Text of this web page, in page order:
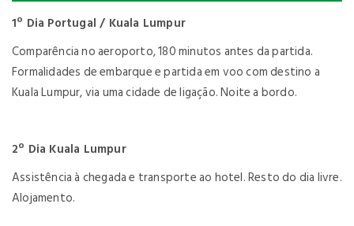
1º Dia Portugal / Kuala Lumpur
Comparência no aeroporto, 180 minutos antes da partida.
Formalidades de embarque e partida em voo com destino a
Kuala Lumpur, via uma cidade de ligação. Noite a bordo.
2º Dia Kuala Lumpur
Assistência à chegada e transporte ao hotel. Resto do dia livre.
Alojamento.